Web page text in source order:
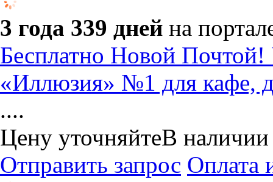
3 года 339 дней на
Бесплатно Новой
«Иллюзия» №1 для кафе,
....
Цену уточняйтеВ наличии
Отправить запрос Оплата